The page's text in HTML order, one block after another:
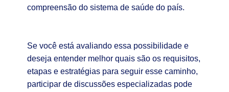
compreensão do sistema de saúde do país.
Se você está avaliando essa possibilidade e
deseja entender melhor quais são os requisitos,
etapas e estratégias para seguir esse caminho,
participar de discussões especializadas pode